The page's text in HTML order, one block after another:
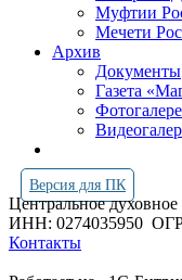
Муфтии
Мечети
Архив
Документы
Газета
Версия для ПК
Центральное
ИНН: 0274035950
Контакты